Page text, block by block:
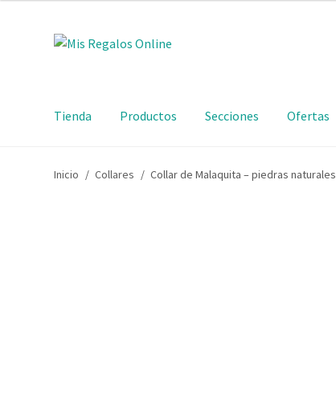
Ir
Ir
Tienda Productos Secciones Ofertas
Inicio / Collares / Collar de Malaquita – piedras naturales